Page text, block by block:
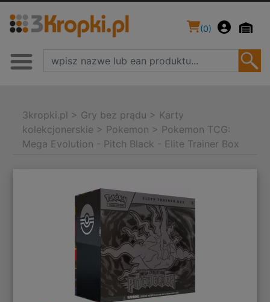
(0)
3kropki.pl > Gry bez prądu > Karty
kolekcjonerskie > Pokemon > Pokemon TCG:
Mega Evolution - Pitch Black - Elite Trainer Box